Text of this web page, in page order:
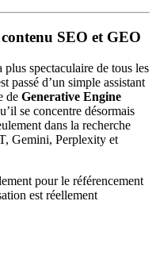
SEO et GEO
spectaculaire de tous les
passé d’un simple assistant
de Generative Engine
se concentre désormais
dans la recherche
Gemini, Perplexity et
pour le référencement
est réellement